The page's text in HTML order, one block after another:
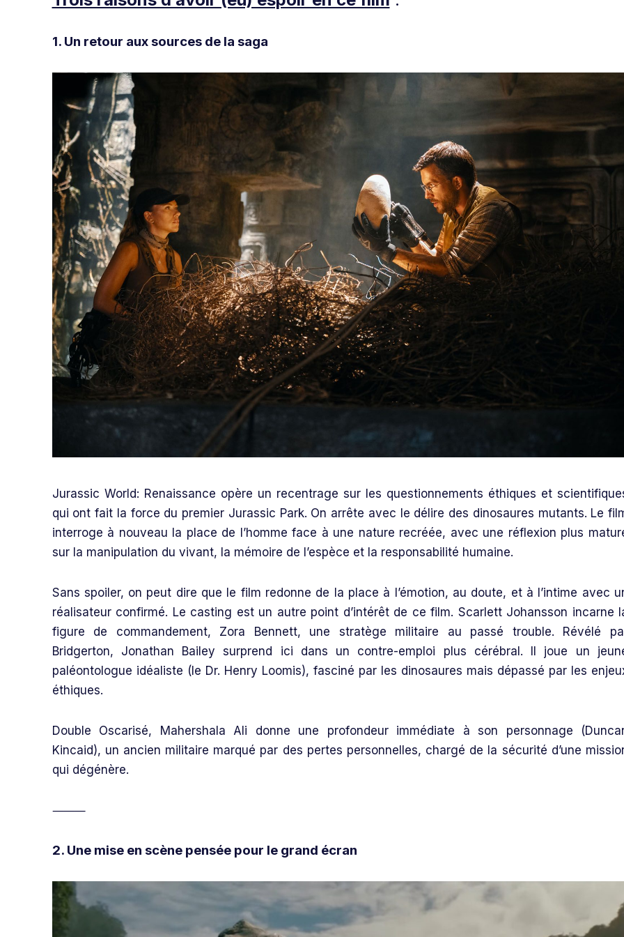
1. Un retour aux sources de la saga
Jurassic World: Renaissance opère un recentrage sur les questionnements éthiques et
qui ont fait la force du premier Jurassic Park. On arrête avec le délire des dinosaures mutants. Le
interroge à nouveau la place de l’homme face à une nature recréée, avec une réflexion plus
sur la manipulation du vivant, la mémoire de l’espèce et la responsabilité humaine.
Sans spoiler, on peut dire que le film redonne de la place à l’émotion, au doute, et à l’intime avec
réalisateur confirmé. Le casting est un autre point d’intérêt de ce film. Scarlett Johansson incarne
figure de commandement, Zora Bennett, une stratège militaire au passé trouble. Révélé
Bridgerton, Jonathan Bailey surprend ici dans un contre-emploi plus cérébral. Il joue un
paléontologue idéaliste (le Dr. Henry Loomis), fasciné par les dinosaures mais dépassé par les
éthiques.
Double Oscarisé, Mahershala Ali donne une profondeur immédiate à son personnage
Kincaid), un ancien militaire marqué par des pertes personnelles, chargé de la sécurité d’une
qui dégénère.
⸻
2. Une mise en scène pensée pour le grand écran